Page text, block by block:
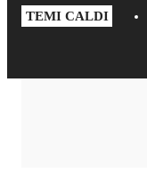
TEMI CALDI